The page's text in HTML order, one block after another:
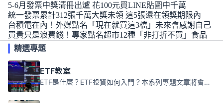
5-6月發票中獎清冊出爐 花100元買LINE貼圖中千萬
統一發票累計312張千萬大獎未領 這5張還在領獎期限內
台積電在內！外媒點名「現在就買這3檔」未來會感謝自己
買貴只是浪費錢！專家點名超市12種「非打折不買」食品
精選專題
ETF教室
ETF是什麼？ETF投資如何入門？本系列專題文章將會告訴你新手必須知道的ETF基礎知識。